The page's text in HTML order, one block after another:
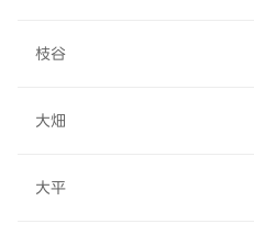
枝谷
大畑
大平